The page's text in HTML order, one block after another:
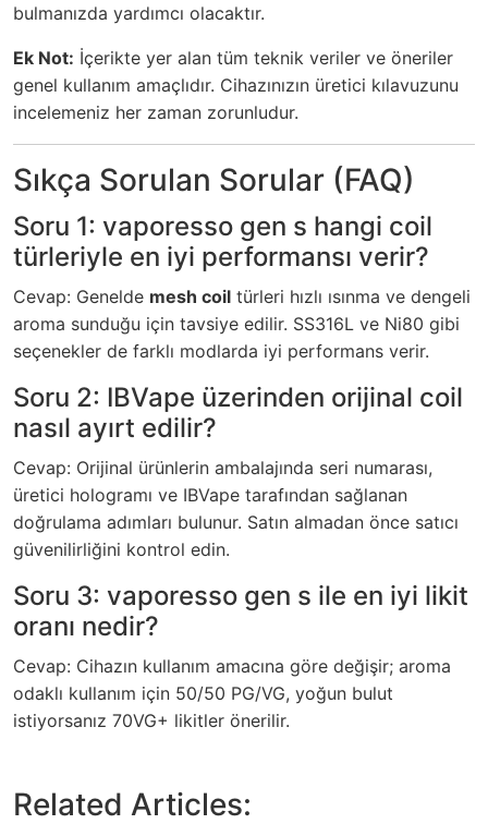
bulmanızda yardımcı olacaktır.
Ek Not: İçerikte yer alan tüm teknik veriler ve öneriler
genel kullanım amaçlıdır. Cihazınızın üretici kılavuzunu
incelemeniz her zaman zorunludur.
Sıkça Sorulan Sorular (FAQ)
Soru 1: vaporesso gen s hangi coil
türleriyle en iyi performansı verir?
Cevap: Genelde mesh coil türleri hızlı ısınma ve dengeli
aroma sunduğu için tavsiye edilir. SS316L ve Ni80 gibi
seçenekler de farklı modlarda iyi performans verir.
Soru 2: IBVape üzerinden orijinal coil
nasıl ayırt edilir?
Cevap: Orijinal ürünlerin ambalajında seri numarası,
üretici hologramı ve IBVape tarafından sağlanan
doğrulama adımları bulunur. Satın almadan önce satıcı
güvenilirliğini kontrol edin.
Soru 3: vaporesso gen s ile en iyi likit
oranı nedir?
Cevap: Cihazın kullanım amacına göre değişir; aroma
odaklı kullanım için 50/50 PG/VG, yoğun bulut
istiyorsanız 70VG+ likitler önerilir.
Related Articles: